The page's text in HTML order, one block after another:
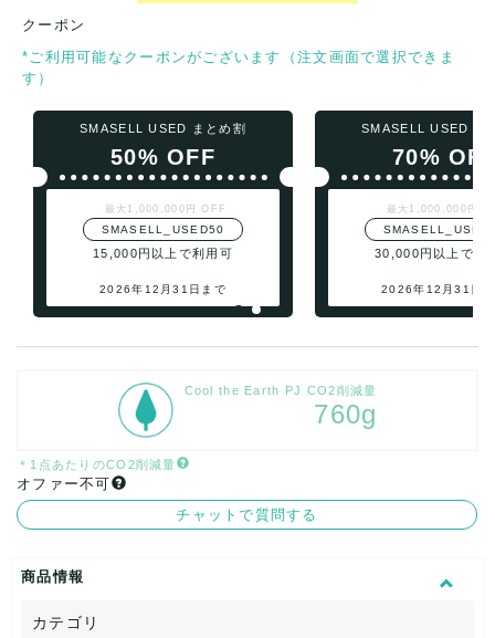
クーポン
*ご利用可能なクーポンがございます（注文画面で選択できま
す）
SMASELL USED まとめ割
50% OFF
最大1,000,000円 OFF
SMASELL_USED50
15,000円以上で利用可
2026年12月31日まで
SMASELL USED ま
70%
最大1,000,000円
30,000円以上で利
2026年12月31日
Cool the Earth PJ CO2削減量
760g
＊1点あたりのCO2削減量
オファー不可
チャットで質問する
商品情報
カテゴリ